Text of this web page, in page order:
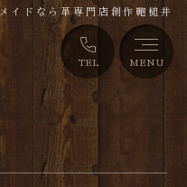
TEL MENU
イドなら革専門店創作鞄槌井